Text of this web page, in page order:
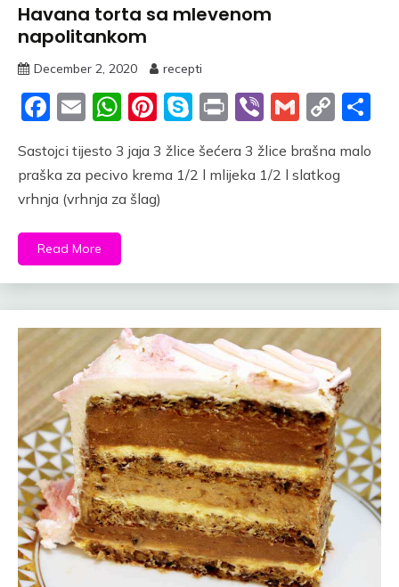
Havana torta sa mlevenom
napolitankom
December 2, 2020 recepti
Facebook
EmailWhatsApp
Pinterest
Skype
PrintViberGmail
Sastojci tijesto 3 jaja 3 žlice šećera 3 žlice brašna malo
praška za pecivo krema 1/2 l mlijeka 1/2 l slatkog
vrhnja (vrhnja za šlag)
Read More